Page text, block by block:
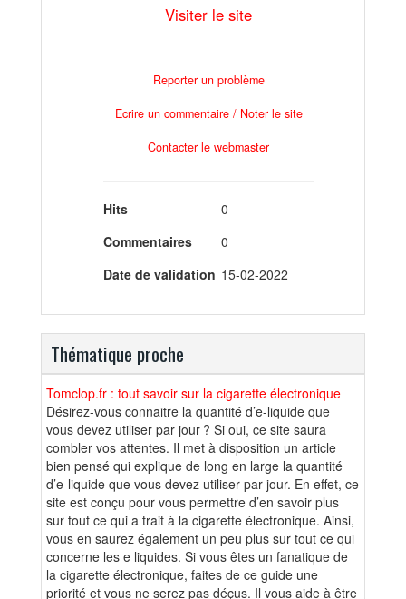
Visiter le site
Reporter un problème
Ecrire un commentaire / Noter le site
Contacter le webmaster
Hits
0
Commentaires
0
Date de validation 15-02-2022
Thématique proche
Tomclop.fr : tout savoir sur la cigarette électronique
Désirez-vous connaitre la quantité d’e-liquide que
vous devez utiliser par jour ? Si oui, ce site saura
combler vos attentes. Il met à disposition un article
bien pensé qui explique de long en large la quantité
d’e-liquide que vous devez utiliser par jour. En effet, ce
site est conçu pour vous permettre d’en savoir plus
sur tout ce qui a trait à la cigarette électronique. Ainsi,
vous en saurez également un peu plus sur tout ce qui
concerne les e liquides. Si vous êtes un fanatique de
la cigarette électronique, faites de ce guide une
priorité et vous ne serez pas déçus. Il vous aide à être